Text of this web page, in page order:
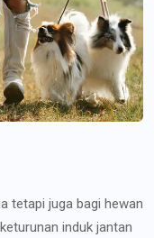
tetapi juga bagi hewan
induk jantan